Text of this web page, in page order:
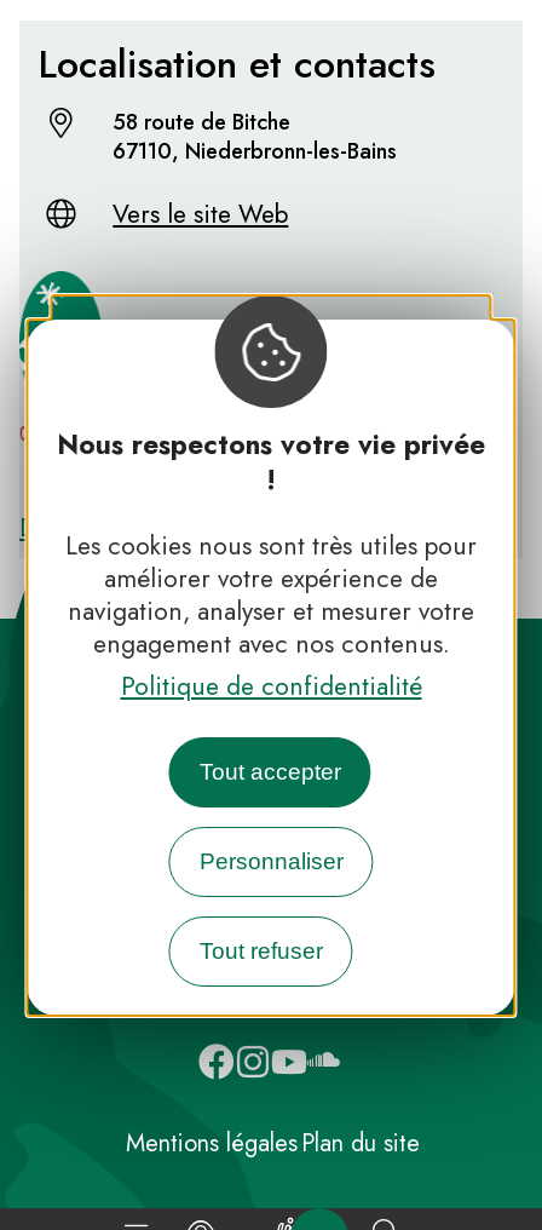
Nous respectons votre vie privée
!
Les cookies nous sont très utiles pour
améliorer votre expérience de
navigation, analyser et mesurer votre
engagement avec nos contenus.
Politique de confidentialité
Tout accepter
Personnaliser
Tout refuser
Localisation et contacts
58 route de Bitche
67110, Niederbronn-les-Bains
Vers le site Web
PNR DES VOSGES DU NORD
Découvrir le PNR DES VOSGES DU NORD
Destination Parcs, de l’inspiration en
toute saison
INFOS PRESSEFAQNOUS CONTACTER
NEWSLETTER
Mentions légalesPlan du site